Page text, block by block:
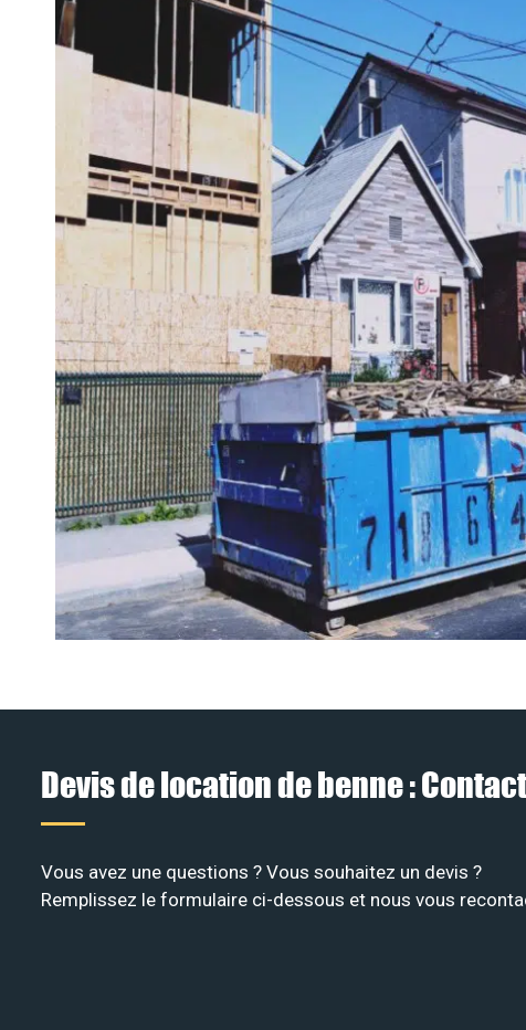
Devis de location de benne :
Vous avez une questions ? Vous souhaitez un devis ?
Remplissez le formulaire ci-dessous et nous vous